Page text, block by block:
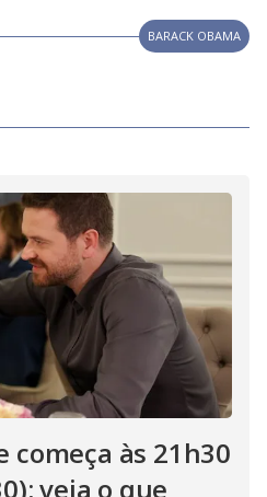
BARACK OBAMA
começa às 21h30
veja o que